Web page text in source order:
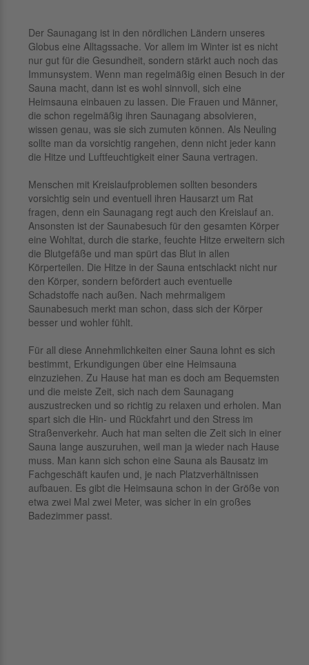
Der Saunagang ist in den nördlichen Ländern unseres
Globus eine Alltagssache. Vor allem im Winter ist es nicht
nur gut für die Gesundheit, sondern stärkt auch noch das
Immunsystem. Wenn man regelmäßig einen Besuch in der
Sauna macht, dann ist es wohl sinnvoll, sich eine
Heimsauna einbauen zu lassen. Die Frauen und Männer,
die schon regelmäßig ihren Saunagang absolvieren,
wissen genau, was sie sich zumuten können. Als Neuling
sollte man da vorsichtig rangehen, denn nicht jeder kann
die Hitze und Luftfeuchtigkeit einer Sauna vertragen.
Menschen mit Kreislaufproblemen sollten besonders
vorsichtig sein und eventuell ihren Hausarzt um Rat
fragen, denn ein Saunagang regt auch den Kreislauf an.
Ansonsten ist der Saunabesuch für den gesamten Körper
eine Wohltat, durch die starke, feuchte Hitze erweitern sich
die Blutgefäße und man spürt das Blut in allen
Körperteilen. Die Hitze in der Sauna entschlackt nicht nur
den Körper, sondern befördert auch eventuelle
Schadstoffe nach außen. Nach mehrmaligem
Saunabesuch merkt man schon, dass sich der Körper
besser und wohler fühlt.
Für all diese Annehmlichkeiten einer Sauna lohnt es sich
bestimmt, Erkundigungen über eine Heimsauna
einzuziehen. Zu Hause hat man es doch am Bequemsten
und die meiste Zeit, sich nach dem Saunagang
auszustrecken und so richtig zu relaxen und erholen. Man
spart sich die Hin- und Rückfahrt und den Stress im
Straßenverkehr. Auch hat man selten die Zeit sich in einer
Sauna lange auszuruhen, weil man ja wieder nach Hause
muss. Man kann sich schon eine Sauna als Bausatz im
Fachgeschäft kaufen und, je nach Platzverhältnissen
aufbauen. Es gibt die Heimsauna schon in der Größe von
etwa zwei Mal zwei Meter, was sicher in ein großes
Badezimmer passt.